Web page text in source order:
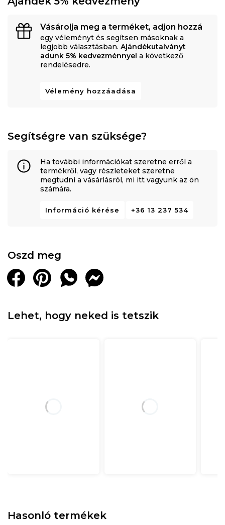
• Különálló zsebrugók - 7 kényelmi zóna
• 5 cm széles poliuretán szuperelasztikus, zöld forma
nagy sűrűségű 35 kg / m3
• 2 cm deformálhatatlan poliuretán, 28 kg / m3 - az
sűrűségű, 35 kg / m3 - az alap felső része
• 4 cm poliuretán Inteligent Latex HD 65 kg / m3
Fedőmatrac:
hogy a vásárlás után azonnal nyissák meg / tekerjék
Vásárolja meg a terméket, adjon hozzá
egy véleményt és segítsen másoknak a
legjobb választásban. Ajándékutalványt
adunk 5% kedvezménnyel a következő
rendelésedre.
Vélemény hozzáadása
Segítségre van szüksége?
Ha további információkat szeretne erről a
termékről, vagy részleteket szeretne
megtudni a vásárlásról, mi itt vagyunk az ön
számára.
Információ kérése +36 13 237 534
Oszd meg
Lehet, hogy neked is tetszik
Hasonló termékek